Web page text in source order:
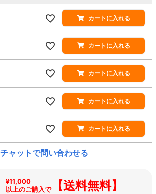
カートに入れる
カートに入れる
カートに入れる
カートに入れる
カートに入れる
チャットで問い合わせる
¥11,000
以上のご購入で【送料無料】